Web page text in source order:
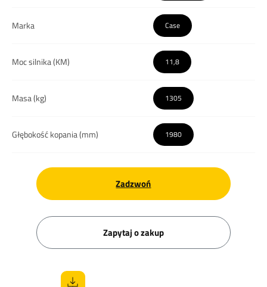
Marka Case
Moc silnika (KM) 11,8
Masa (kg) 1305
Głębokość kopania (mm) 1980
Zadzwoń
Zapytaj o zakup